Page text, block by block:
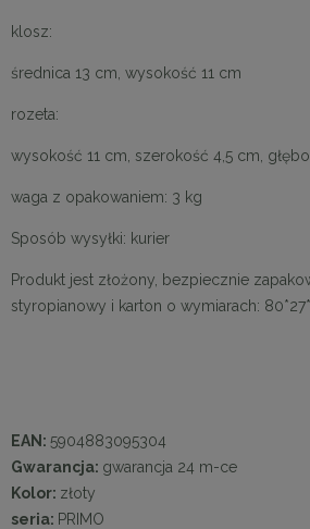
klosz:
średnica 13 cm, wysokość 11 cm
rozeta:
wysokość 11 cm, szerokość 4,5 cm,
waga z opakowaniem: 3 kg
Sposób wysyłki: kurier
Produkt jest złożony, bezpiecznie
styropianowy i karton o wymiarach:
EAN: 5904883095304
Gwarancja: gwarancja 24 m-ce
Kolor: złoty
seria: PRIMO